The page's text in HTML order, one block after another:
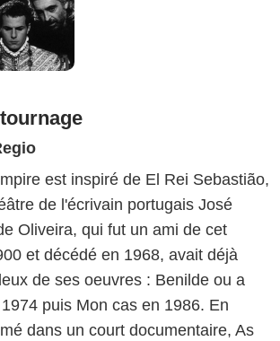
est inspiré de El Rei Sebastião,
de l'écrivain portugais José
Oliveira, qui fut un ami de cet
et décédé en 1968, avait déjà
de ses oeuvres : Benilde ou a
puis Mon cas en 1986. En
dans un court documentaire, As